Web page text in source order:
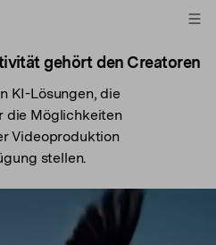
gehört den Creatoren
KI-Lösungen, die
die Möglichkeiten
Videoproduktion
stellen.